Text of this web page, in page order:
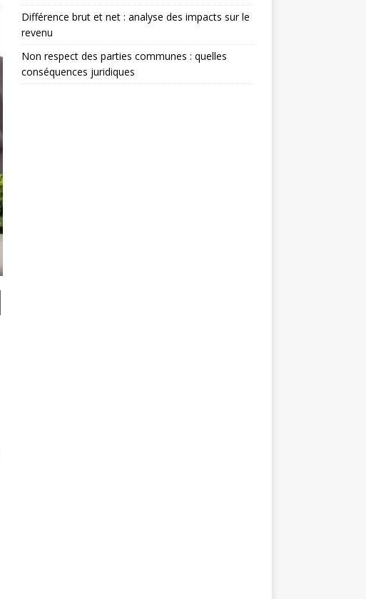
Différence brut et net : analyse des impacts sur le
revenu
Non respect des parties communes : quelles
conséquences juridiques